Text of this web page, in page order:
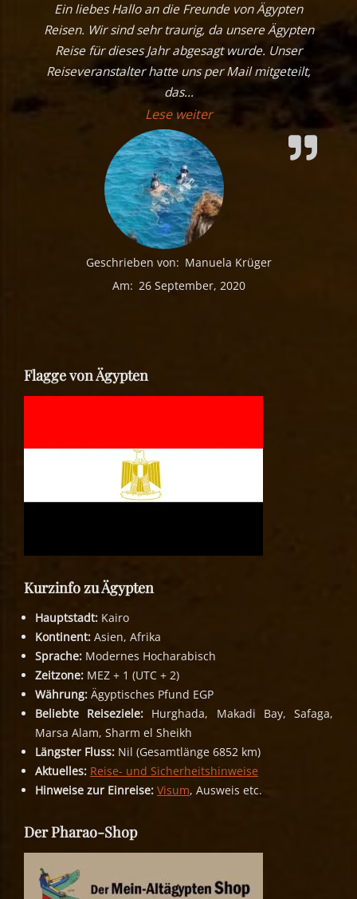
Ein liebes Hallo an die Freunde von Ägypten
Reisen. Wir sind sehr traurig, da unsere Ägypten
Reise für dieses Jahr abgesagt wurde. Unser
Reiseveranstalter hatte uns per Mail mitgeteilt,
das…
Lese weiter„Unsere Ägypten Reise
Geschrieben von: Manuela Krüger
Am: 26 September, 2020
Flagge von Ägypten
Kurzinfo zu Ägypten
Hauptstadt: Kairo
Kontinent: Asien, Afrika
Sprache: Modernes Hocharabisch
Zeitzone: MEZ + 1 (UTC + 2)
Währung: Ägyptisches Pfund EGP
Beliebte Reiseziele: Hurghada, Makadi Bay, Safaga,
Marsa Alam, Sharm el Sheikh
Längster Fluss: Nil (Gesamtlänge 6852 km)
Aktuelles: Reise- und Sicherheitshinweise
Hinweise zur Einreise: Visum, Ausweis etc.
Der Pharao-Shop